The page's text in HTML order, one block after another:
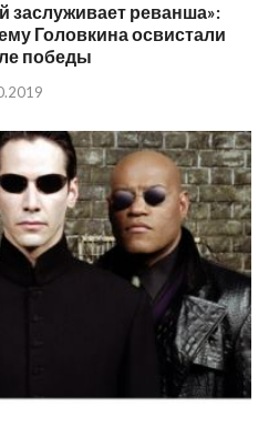
заслуживает реванша»:
Головкина освистали
победы